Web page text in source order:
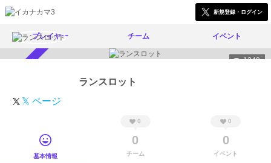
新規登録・ログイン
プレイヤー チーム イベント
1249
ランスロット
𝕏 ページ
基本情報
0
0
チーム
0
0
イベント